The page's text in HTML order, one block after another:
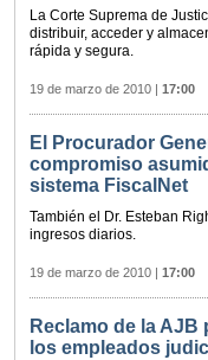
La Corte Suprema de
distribuir, acceder y
rápida y segura.
19 de marzo de 2010 17:00
El Procurador
compromiso
sistema FiscalNet
También el Dr. Esteban
ingresos diarios.
19 de marzo de 2010 17:00
Reclamo de la
los empleados